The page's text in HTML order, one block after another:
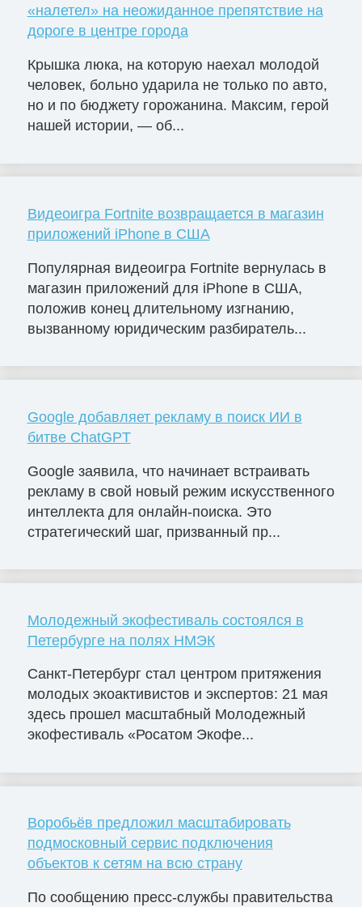
«налетел» на неожиданное препятствие на
дороге в центре города
Крышка люка, на которую наехал молодой
человек, больно ударила не только по авто,
но и по бюджету горожанина. Максим, герой
нашей истории, — об...
Видеоигра Fortnite возвращается в магазин
приложений iPhone в США
Популярная видеоигра Fortnite вернулась в
магазин приложений для iPhone в США,
положив конец длительному изгнанию,
вызванному юридическим разбиратель...
Google добавляет рекламу в поиск ИИ в
битве ChatGPT
Google заявила, что начинает встраивать
рекламу в свой новый режим искусственного
интеллекта для онлайн-поиска. Это
стратегический шаг, призванный пр...
Молодежный экофестиваль состоялся в
Петербурге на полях НМЭК
Санкт-Петербург стал центром притяжения
молодых экоактивистов и экспертов: 21 мая
здесь прошел масштабный Молодежный
экофестиваль «Росатом Экофе...
Воробьёв предложил масштабировать
подмосковный сервис подключения
объектов к сетям на всю страну
По сообщению пресс-службы правительства